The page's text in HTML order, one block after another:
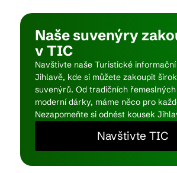
Naše suvenýry
v TIC
Navštivte naše Turistické
Jihlavě, kde si můžete zakoupit
suvenýrů. Od tradičních
moderní dárky, máme něco pro
Nezapomeňte si odnést kousek
Navštivte TIC